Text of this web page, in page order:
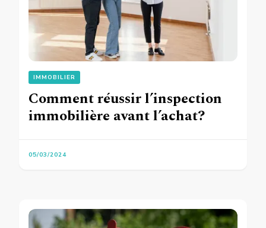
IMMOBILIER
Comment réussir l’inspection
immobilière avant l’achat?
05/03/2024